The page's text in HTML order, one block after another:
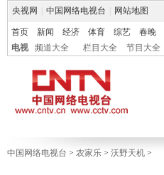
央视网 中国网络电视台 网站地图
首页 新闻 经济 体育 综艺 春晚
电视
频道大全 栏目大全 节目大全
中国网络电视台 > 农家乐 > 沃野天机 >